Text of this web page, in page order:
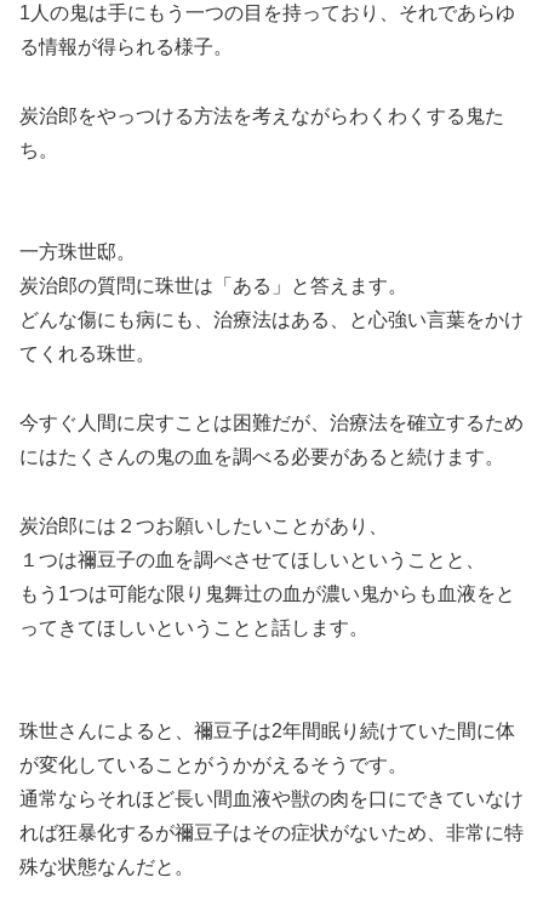
1人の鬼は手にもう一つの目を持っており、それであらゆ
る情報が得られる様子。
炭治郎をやっつける方法を考えながらわくわくする鬼た
ち。
一方珠世邸。
炭治郎の質問に珠世は「ある」と答えます。
どんな傷にも病にも、治療法はある、と心強い言葉をかけ
てくれる珠世。
今すぐ人間に戻すことは困難だが、治療法を確立するため
にはたくさんの鬼の血を調べる必要があると続けます。
炭治郎には ２つお願いしたいこと があり、
１つは禰豆子の血を調べさせてほしいということ と、
もう1つは可能な限り鬼舞辻の血が濃い鬼からも血液をと
ってきてほしいということ と話します。
珠世さんによると、禰豆子は2年間眠り続けていた間に体
が変化していることがうかがえるそうです。
通常ならそれほど長い間血液や獣の肉を口にできていなけ
れば狂暴化するが禰豆子はその症状がないため、非常に特
殊な状態なんだと。